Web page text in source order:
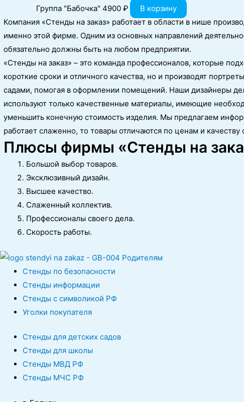
Группа "Бабочка" 4900 ₽
В корзину
Компания «Стенды на заказ» работает в области в нише
именно этой фирме. Одним из основных направлений
обязательно должны быть на любом предприятии.
«Стенды на заказ» – это команда профессионалов, которые
короткие сроки и отличного качества, но и производят
садами, помогая в оформлении помещений. Наши дизайнеры
используют только качественные материалы, имеющие
уменьшить конечную стоимость изделия. Мы предлагаем
работает слаженно, то товары отличаются по ценам и качеству
Плюсы фирмы «Стенды на
Большой выбор товаров.
Эксклюзивный дизайн.
Высшее качество.
Слаженный коллектив.
Профессионалы своего дела.
Скорость работы.
Стенды по безопасности
Стенды информации
Стенды с символикой РФ
Уголки покупателя
Стенды для детских садов
Стенды для школы
Стенды МВД РФ
Стенды МЧС РФ